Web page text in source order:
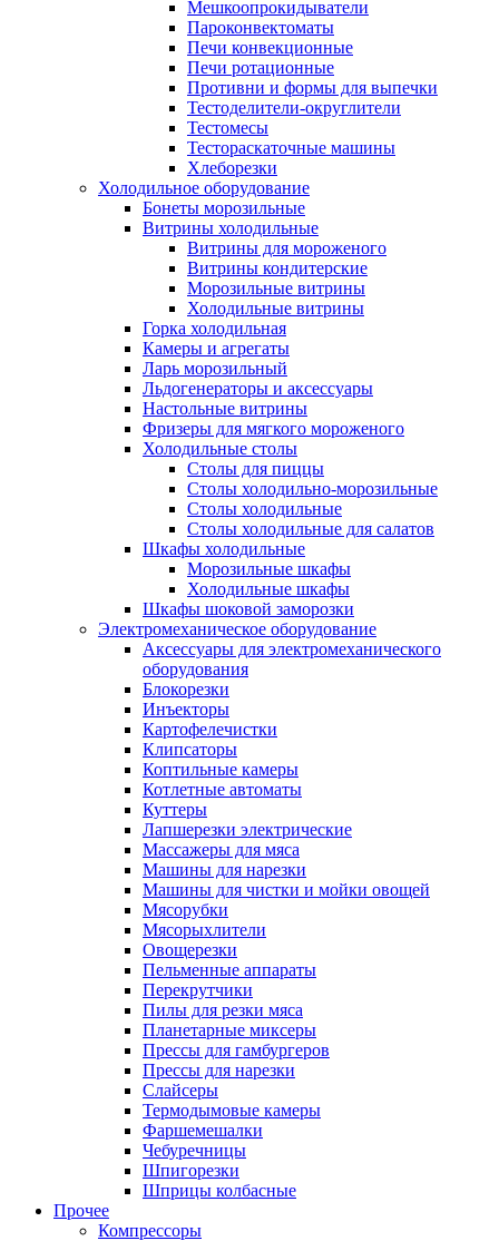
Мешкоопрокидыватели
Пароконвектоматы
Печи конвекционные
Печи ротационные
Противни и формы для выпечки
Тестоделители-округлители
Тестомесы
Тестораскаточные машины
Хлеборезки
Холодильное оборудование
Бонеты морозильные
Витрины холодильные
Витрины для мороженого
Витрины кондитерские
Морозильные витрины
Холодильные витрины
Горка холодильная
Камеры и агрегаты
Ларь морозильный
Льдогенераторы и аксессуары
Настольные витрины
Фризеры для мягкого мороженого
Холодильные столы
Столы для пиццы
Столы холодильно-морозильные
Столы холодильные
Столы холодильные для салатов
Шкафы холодильные
Mорозильные шкафы
Холодильные шкафы
Шкафы шоковой заморозки
Электромеханическое оборудование
Аксессуары для электромеханического
оборудования
Блокорезки
Инъекторы
Картофелечистки
Клипсаторы
Коптильные камеры
Котлетные автоматы
Куттеры
Лапшерезки электрические
Массажеры для мяса
Машины для нарезки
Машины для чистки и мойки овощей
Мясорубки
Мясорыхлители
Овощерезки
Пельменные аппараты
Перекрутчики
Пилы для резки мяса
Планетарные миксеры
Прессы для гамбургеров
Прессы для нарезки
Слайсеры
Термодымовые камеры
Фаршемешалки
Чебуречницы
Шпигорезки
Шприцы колбасные
Прочее
Компрессоры